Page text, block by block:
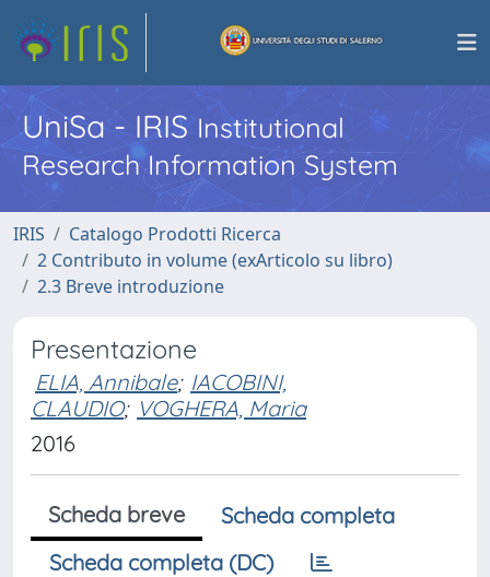
UniSa - IRISInstitutional
Research Information System
IRIS
Catalogo Prodotti Ricerca
2 Contributo in volume (exArticolo su libro)
2.3 Breve introduzione
Presentazione
ELIA, Annibale; IACOBINI,
CLAUDIO; VOGHERA, Maria
2016
Scheda breve
Scheda completa
Scheda completa (DC)